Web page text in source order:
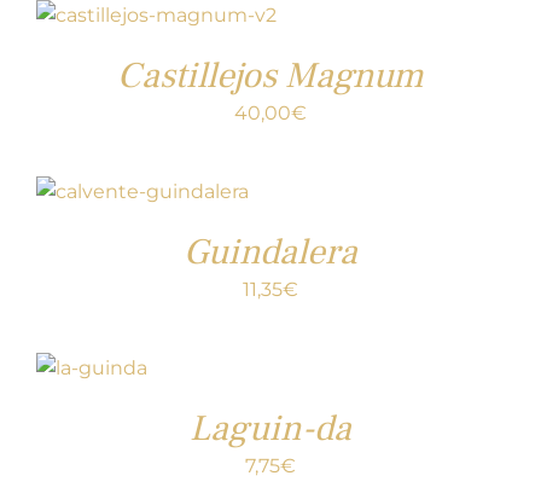
Castillejos Magnum
40,00€
Guindalera
11,35€
Laguin-da
7,75€